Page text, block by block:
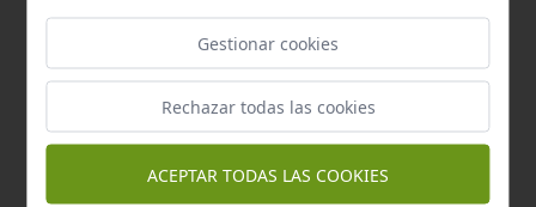
Bien de Interés Cultural - Monumento
Gestionar cookies
Rechazar todas las cookies
ACEPTAR TODAS LAS COOKIES